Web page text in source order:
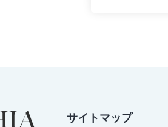
サイトマップ